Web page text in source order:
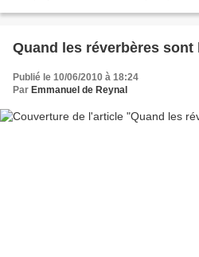
Quand les réverbères sont
Publié le 10/06/2010 à 18:24
Par Emmanuel de Reynal